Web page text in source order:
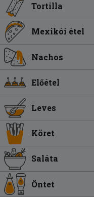
Tortilla
Mexikói étel
Nachos
Előétel
Leves
Köret
Saláta
Öntet